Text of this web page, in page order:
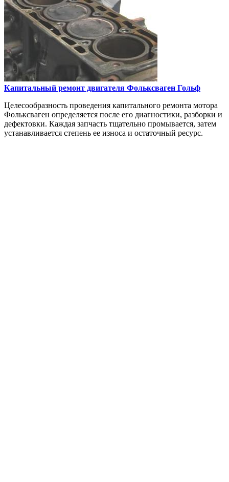
Капитальный ремонт двигателя Фольксваген Гольф
Целесообразность проведения капитального ремонта мотора
Фольксваген определяется после его диагностики, разборки и
дефектовки. Каждая запчасть тщательно промывается, затем
устанавливается степень ее износа и остаточный ресурс.